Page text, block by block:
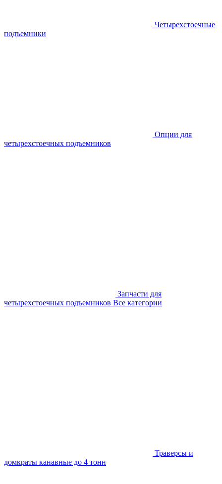
Четырехстоечные
подъемники
Опции для
четырехстоечных подъемников
Запчасти для
четырехстоечных подъемников Все категории
Траверсы и
домкраты канавные до 4 тонн